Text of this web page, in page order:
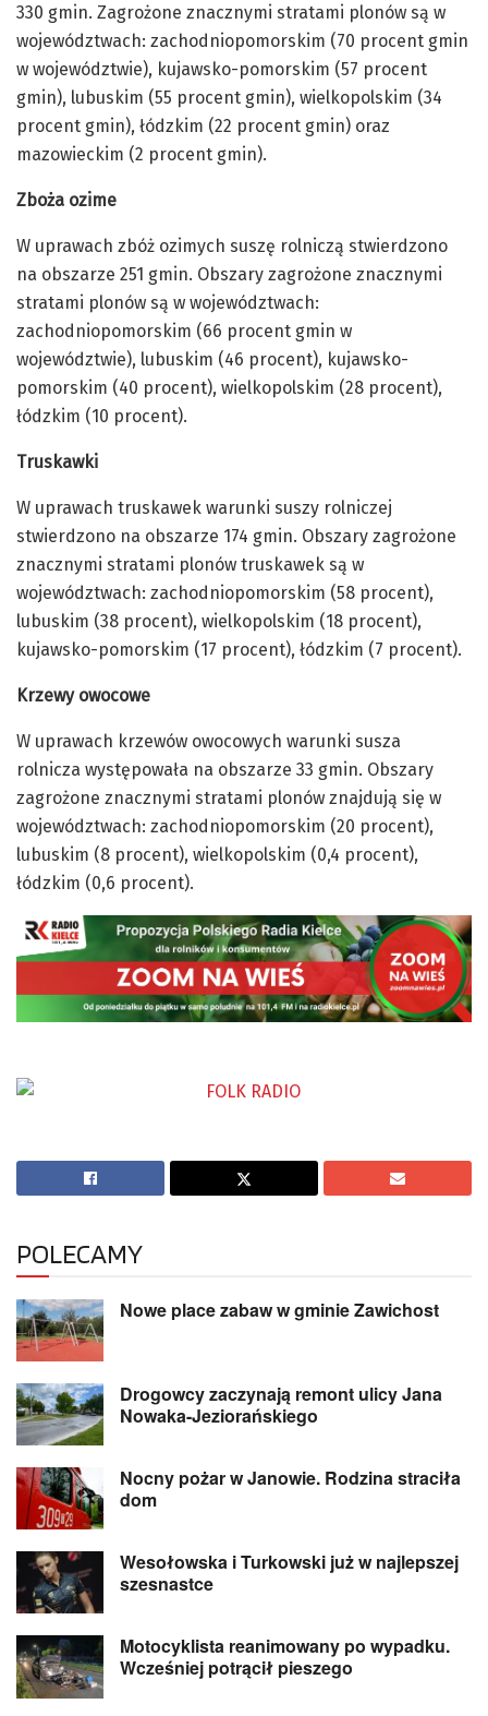
330 gmin. Zagrożone znacznymi stratami plonów są w
województwach: zachodniopomorskim (70 procent gmin
w województwie), kujawsko-pomorskim (57 procent
gmin), lubuskim (55 procent gmin), wielkopolskim (34
procent gmin), łódzkim (22 procent gmin) oraz
mazowieckim (2 procent gmin).
Zboża ozime
W uprawach zbóż ozimych suszę rolniczą stwierdzono
na obszarze 251 gmin. Obszary zagrożone znacznymi
stratami plonów są w województwach:
zachodniopomorskim (66 procent gmin w
województwie), lubuskim (46 procent), kujawsko-
pomorskim (40 procent), wielkopolskim (28 procent),
łódzkim (10 procent).
Truskawki
W uprawach truskawek warunki suszy rolniczej
stwierdzono na obszarze 174 gmin. Obszary zagrożone
znacznymi stratami plonów truskawek są w
województwach: zachodniopomorskim (58 procent),
lubuskim (38 procent), wielkopolskim (18 procent),
kujawsko-pomorskim (17 procent), łódzkim (7 procent).
Krzewy owocowe
W uprawach krzewów owocowych warunki susza
rolnicza występowała na obszarze 33 gmin. Obszary
zagrożone znacznymi stratami plonów znajdują się w
województwach: zachodniopomorskim (20 procent),
lubuskim (8 procent), wielkopolskim (0,4 procent),
łódzkim (0,6 procent).
POLECAMY
Nowe place zabaw w gminie Zawichost
Drogowcy zaczynają remont ulicy Jana
Nowaka-Jeziorańskiego
Nocny pożar w Janowie. Rodzina straciła
dom
Wesołowska i Turkowski już w najlepszej
szesnastce
Motocyklista reanimowany po wypadku.
Wcześniej potrącił pieszego